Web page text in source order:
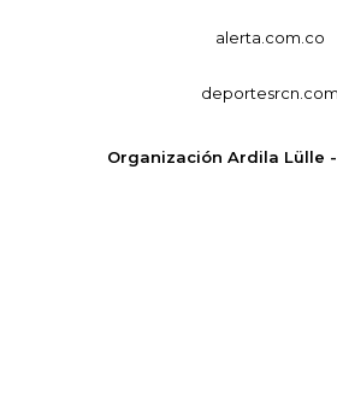
alerta.com.co
deportesrcn.com
Organización Ardila Lülle